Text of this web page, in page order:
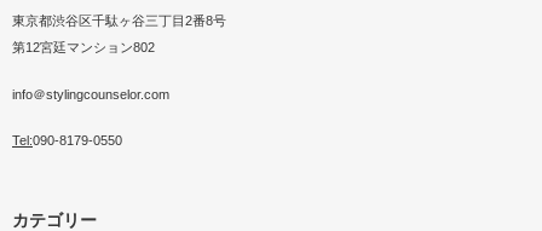
スカーフ＆バッグキッド販売会
スティナブル…ズクラス
東京都渋谷区千駄ヶ谷三丁目2番8号
第12宮廷マンション802
info＠stylingcounselor.com
Tel:090-8179-0550
カテゴリー